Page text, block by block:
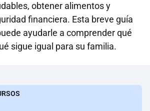
obtener alimentos y
financiera. Esta breve guía
ayudarle a comprender qué
sigue igual para su familia.